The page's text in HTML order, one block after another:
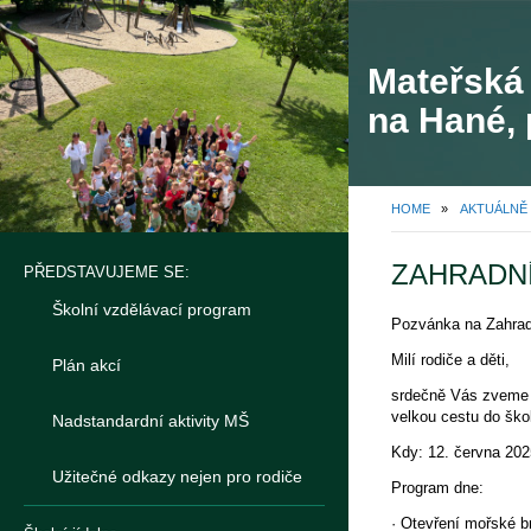
na
HOME » AKTUÁLNĚ
PŘEDSTAVUJEME SE:
Školní vzdělávací program
Plán akcí
Nadstandardní aktivity MŠ
Užitečné odkazy nejen pro rodiče
Pozvánka na
Milí rodiče a děti,
srdečně Vás
velkou cestu do
Kdy: 12. června
Program dne:
· Otevření mořské